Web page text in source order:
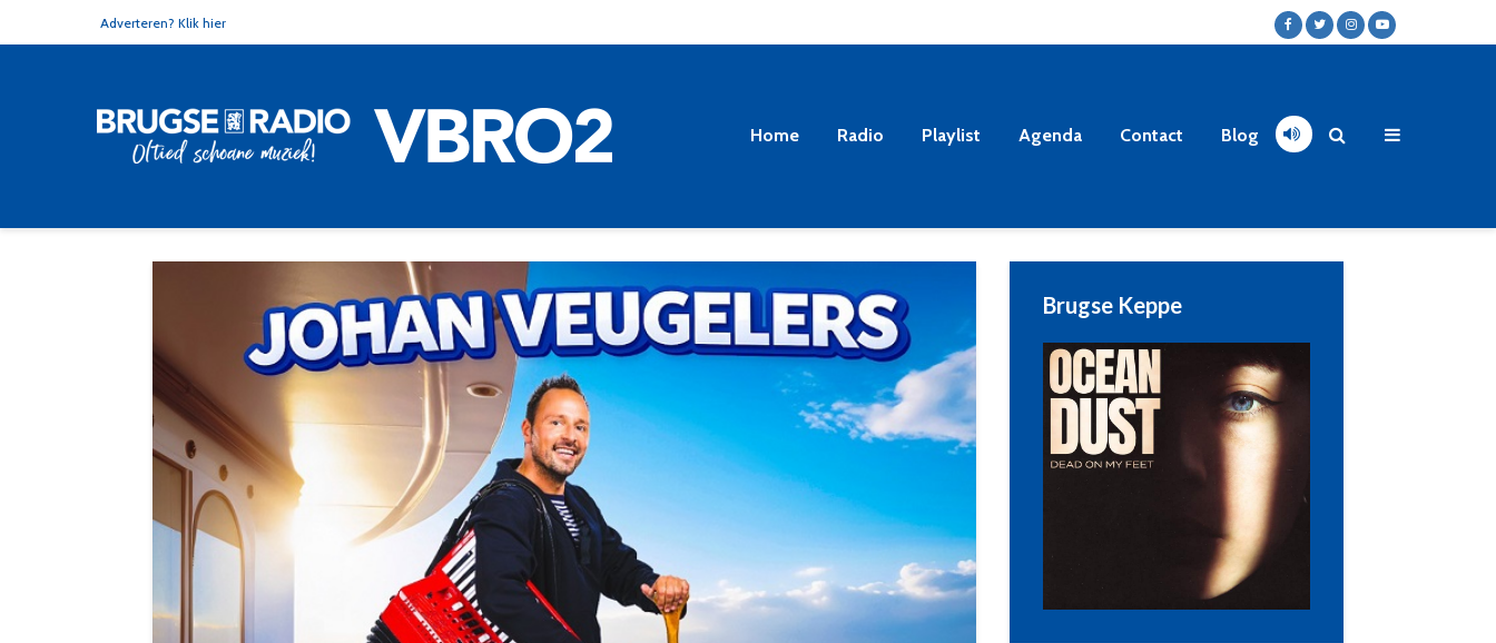
Adverteren? Klik hier
Home Radio Playlist Agenda Contact Blog
Brugse Keppe